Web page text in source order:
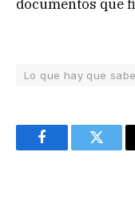
documentos que
Lo que hay que
Facebook